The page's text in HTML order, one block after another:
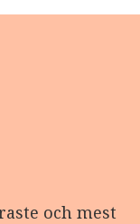
och mest